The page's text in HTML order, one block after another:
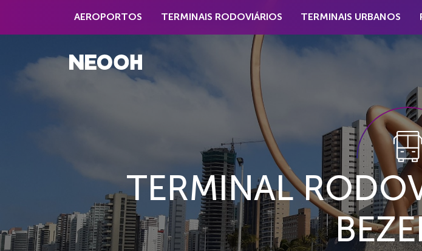
AEROPORTOS TERMINAIS RODOVIÁRIOS TERMINAIS URBANOS
TERMINAL